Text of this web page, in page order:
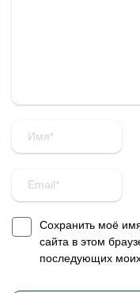
Сохранить моё
сайта в этом
последующих